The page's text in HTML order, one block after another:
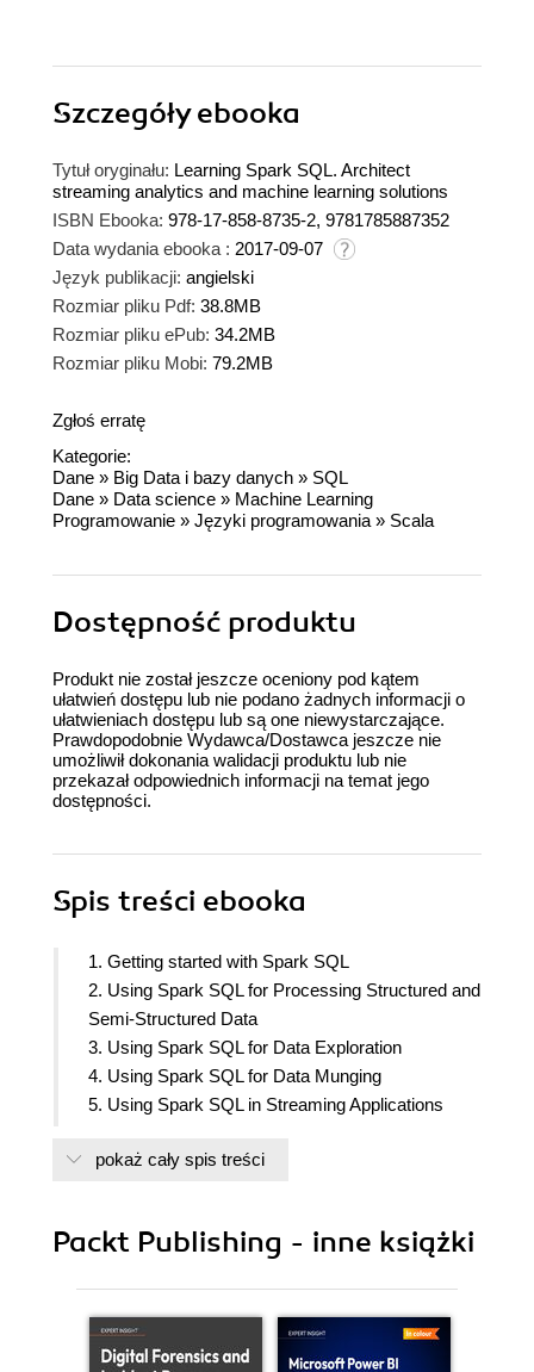
Szczegółyebooka
Tytuł oryginału: Learning Spark SQL. Architect
streaming analytics and machine learning solutions
ISBN Ebooka: 978-17-858-8735-2, 9781785887352
Data wydania ebooka : 2017-09-07
Język publikacji: angielski
Rozmiar pliku Pdf: 38.8MB
Rozmiar pliku ePub: 34.2MB
Rozmiar pliku Mobi: 79.2MB
Zgłoś erratę
Kategorie:
Dane » Big Data i bazy danych » SQL
Dane » Data science » Machine Learning
Programowanie » Języki programowania » Scala
Dostępność produktu
Produkt nie został jeszcze oceniony pod kątem
ułatwień dostępu lub nie podano żadnych informacji o
ułatwieniach dostępu lub są one niewystarczające.
Prawdopodobnie Wydawca/Dostawca jeszcze nie
umożliwił dokonania walidacji produktu lub nie
przekazał odpowiednich informacji na temat jego
dostępności.
Spis treści ebooka
1. Getting started with Spark SQL
2. Using Spark SQL for Processing Structured and
Semi-Structured Data
3. Using Spark SQL for Data Exploration
4. Using Spark SQL for Data Munging
5. Using Spark SQL in Streaming Applications
Applications
9. Developing Applications with Spark SQL
11. Tuning Spark SQL Components for
performance
pokaż cały spis treści
Packt Publishing - inne książki